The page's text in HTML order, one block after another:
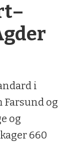
i
og
og
660